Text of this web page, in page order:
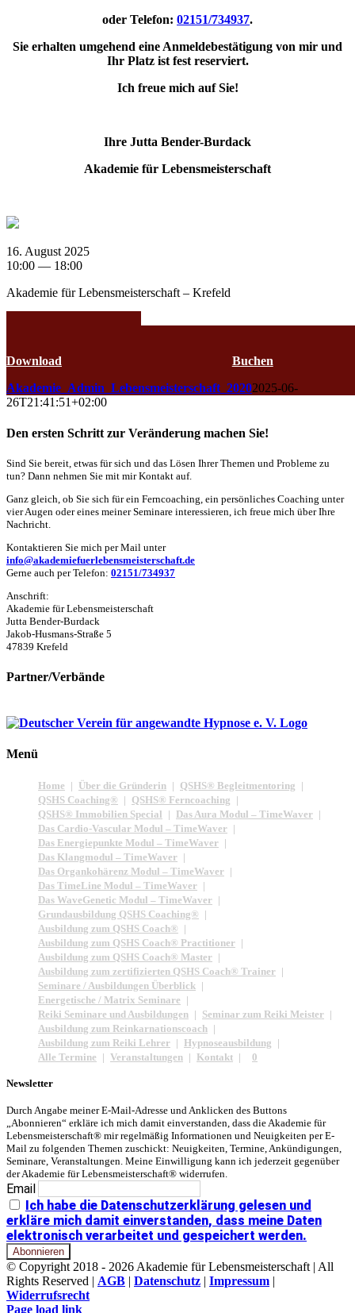
oder Telefon: 02151/734937.
Sie erhalten umgehend eine Anmeldebestätigung von mir und
Ihr Platz ist fest reserviert.
Ich freue mich auf Sie!
Ihre Jutta Bender-Burdack
Akademie für Lebensmeisterschaft
16. August 2025
10:00 — 18:00
Akademie für Lebensmeisterschaft – Krefeld
Download
Buchen
Akademie_Admin_Lebensmeisterschaft_20202025-06-
26T21:41:51+02:00
Den ersten Schritt zur Veränderung machen Sie!
Sind Sie bereit, etwas für sich und das Lösen Ihrer Themen und Probleme zu
tun? Dann nehmen Sie mit mir Kontakt auf.
Ganz gleich, ob Sie sich für ein Ferncoaching, ein persönliches Coaching unter
vier Augen oder eines meiner Seminare interessieren, ich freue mich über Ihre
Nachricht.
Kontaktieren Sie mich per Mail unter
info@akademiefuerlebensmeisterschaft.de
Gerne auch per Telefon: 02151/734937
Anschrift:
Akademie für Lebensmeisterschaft
Jutta Bender-Burdack
Jakob-Husmans-Straße 5
47839 Krefeld
Partner/Verbände
Menü
Home Über die Gründerin
QSHS® Begleitmentoring
QSHS Coaching®
QSHS® Ferncoaching
QSHS® Immobilien Special
Das Aura Modul – TimeWaver
Das Cardio-Vascular Modul – TimeWaver
Das Energiepunkte Modul – TimeWaver
Das Klangmodul – TimeWaver
Das Organkohärenz Modul – TimeWaver
Das TimeLine Modul – TimeWaver
Das WaveGenetic Modul – TimeWaver
Grundausbildung QSHS Coaching®
Ausbildung zum QSHS Coach®
Ausbildung zum QSHS Coach® Practitioner
Ausbildung zum QSHS Coach® Master
Ausbildung zum zertifizierten QSHS Coach® Trainer
Seminare / Ausbildungen Überblick
Energetische / Matrix Seminare
Reiki Seminare und Ausbildungen
Seminar zum Reiki Meister
Ausbildung zum Reinkarnationscoach
Ausbildung zum Reiki Lehrer
Hypnoseausbildung
Alle Termine
Veranstaltungen Kontakt 0
Newsletter
Durch Angabe meiner E-Mail-Adresse und Anklicken des Buttons
„Abonnieren“ erkläre ich mich damit einverstanden, dass die Akademie für
Lebensmeisterschaft® mir regelmäßig Informationen und Neuigkeiten per E-
Mail zu folgenden Themen zuschickt: Neuigkeiten, Termine, Ankündigungen,
Seminare, Veranstaltungen. Meine Einwilligung kann ich jederzeit gegenüber
der Akademie für Lebensmeisterschaft® widerrufen.
Email
Ich habe die Datenschutzerklärung gelesen und
erkläre mich damit einverstanden, dass meine Daten
elektronisch verarbeitet und gespeichert werden.
© Copyright 2018 - 2026 Akademie für Lebensmeisterschaft | All
Rights Reserved | AGB | Datenschutz | Impressum |
Widerrufsrecht
Facebook
Page load link